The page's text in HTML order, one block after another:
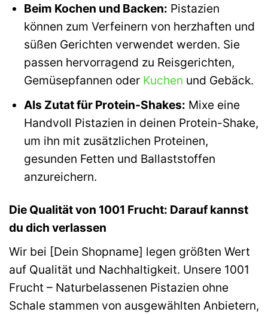
Beim Kochen und Backen: Pistazien
können zum Verfeinern von herzhaften und
süßen Gerichten verwendet werden. Sie
passen hervorragend zu Reisgerichten,
Gemüsepfannen oder Kuchen und Gebäck.
Als Zutat für Protein-Shakes: Mixe eine
Handvoll Pistazien in deinen Protein-Shake,
um ihn mit zusätzlichen Proteinen,
gesunden Fetten und Ballaststoffen
anzureichern.
Die Qualität von 1001 Frucht: Darauf kannst
du dich verlassen
Wir bei [Dein Shopname] legen größten Wert
auf Qualität und Nachhaltigkeit. Unsere 1001
Frucht – Naturbelassenen Pistazien ohne
Schale stammen von ausgewählten Anbietern,